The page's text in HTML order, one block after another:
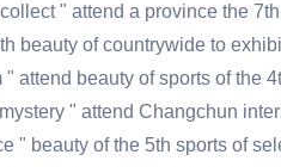
" attend a province the
beauty of countrywide to
attend beauty of sports of the
" attend Changchun
" beauty of the 5th sports of